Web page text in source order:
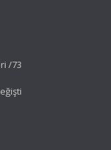
/73